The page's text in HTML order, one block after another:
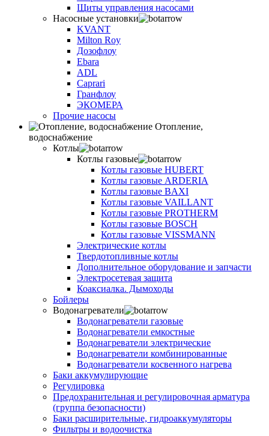
Щиты управления насосами
Насосные установки
KVANT
Milton Roy
Дозофлоу
Ebara
ADL
Caprari
Гранфлоу
ЭКОМЕРА
Прочие насосы
Отопление,
водоснабжение
Котлы
Котлы газовые
Котлы газовые HUBERT
Котлы газовые ARDERIA
Котлы газовые BAXI
Котлы газовые VAILLANT
Котлы газовые PROTHERM
Котлы газовые BOSCH
Котлы газовые VISSMANN
Электрические котлы
Твердотопливные котлы
Дополнительное оборудование и запчасти
Электросетевая защита
Коаксиалка. Дымоходы
Бойлеры
Водонагреватели
Водонагреватели газовые
Водонагреватели емкостные
Водонагреватели электрические
Водонагреватели комбинированные
Водонагреватели косвенного нагрева
Баки аккумулирующие
Регулировка
Предохранительная и регулировочная арматура
(группа безопасности)
Баки расширительные, гидроаккумуляторы
Фильтры и водоочистка